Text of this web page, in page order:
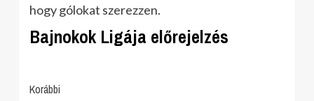
hogy gólokat szerezzen.
Bajnokok Ligája előrejelzés
Post
Korábbi